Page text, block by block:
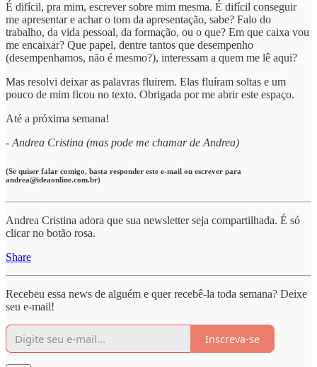
É difícil, pra mim, escrever sobre mim mesma. É difícil conseguir
me apresentar e achar o tom da apresentação, sabe? Falo do
trabalho, da vida pessoal, da formação, ou o que? Em que caixa vou
me encaixar? Que papel, dentre tantos que desempenho
(desempenhamos, não é mesmo?), interessam a quem me lê aqui?
Mas resolvi deixar as palavras fluirem. Elas fluíram soltas e um
pouco de mim ficou no texto. Obrigada por me abrir este espaço.
Até a próxima semana!
- Andrea Cristina (mas pode me chamar de Andrea)
(Se quiser falar comigo, basta responder este e-mail ou escrever para
andrea@ideaonline.com.br)
Andrea Cristina adora que sua newsletter seja compartilhada. É só
clicar no botão rosa.
Share
Recebeu essa news de alguém e quer recebê-la toda semana? Deixe
seu e-mail!
Inscreva-se